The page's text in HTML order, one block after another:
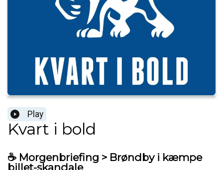
Play
Kvart i bold
☕️ Morgenbriefing > Brøndby i kæmpe
billet-skandale